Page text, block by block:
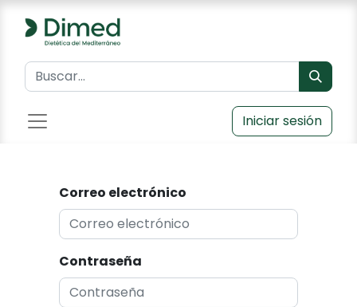
Iniciar sesión
Correo electrónico
Contraseña